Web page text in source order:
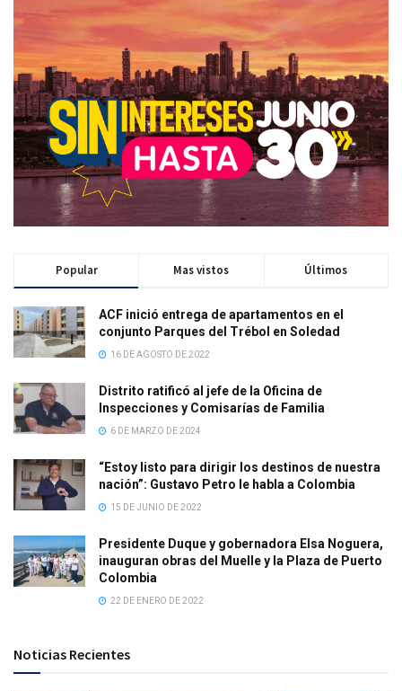
Popular Mas vistos Últimos
ACF inició entrega de apartamentos en el
conjunto Parques del Trébol en Soledad
16 DE AGOSTO DE 2022
Distrito ratificó al jefe de la Oficina de
Inspecciones y Comisarías de Familia
6 DE MARZO DE 2024
“Estoy listo para dirigir los destinos de nuestra
nación”: Gustavo Petro le habla a Colombia
15 DE JUNIO DE 2022
Presidente Duque y gobernadora Elsa Noguera,
inauguran obras del Muelle y la Plaza de Puerto
Colombia
22 DE ENERO DE 2022
Noticias Recientes